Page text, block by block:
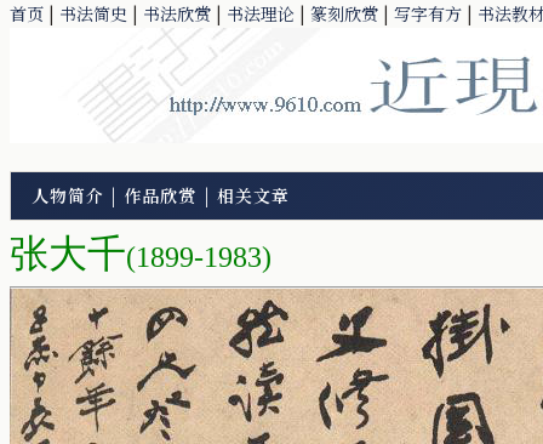
首页 | 书法简史 | 书法欣赏 | 书法理论 | 篆刻欣赏 | 写字有方 | 书法教
人物简介 | 作品欣赏 | 相关文章
张大千(1899-1983)